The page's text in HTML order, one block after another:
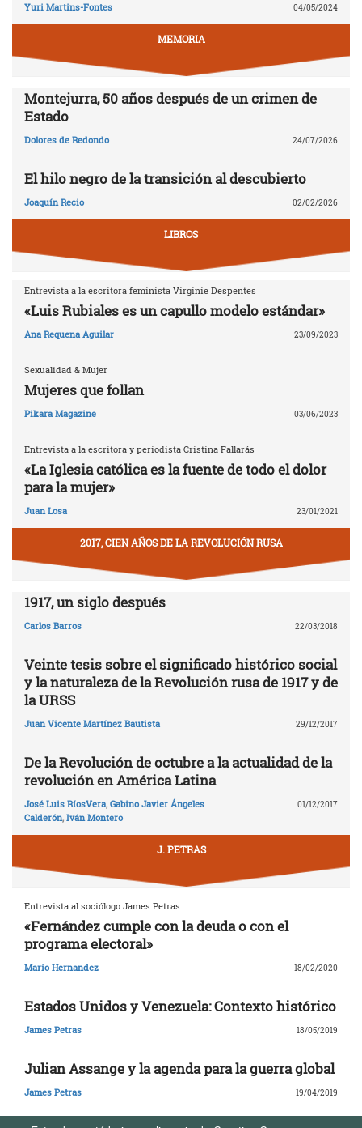
Yuri Martins-Fontes 04/05/2024
MEMORIA
Montejurra, 50 años después de un crimen de
Estado
Dolores de Redondo 24/07/2026
El hilo negro de la transición al descubierto
Joaquín Recio 02/02/2026
LIBROS
Entrevista a la escritora feminista Virginie Despentes
«Luis Rubiales es un capullo modelo estándar»
Ana Requena Aguilar 23/09/2023
Sexualidad & Mujer
Mujeres que follan
Pikara Magazine 03/06/2023
Entrevista a la escritora y periodista Cristina Fallarás
«La Iglesia católica es la fuente de todo el dolor
para la mujer»
Juan Losa 23/01/2021
2017, CIEN AÑOS DE LA REVOLUCIÓN RUSA
1917, un siglo después
Carlos Barros 22/03/2018
Veinte tesis sobre el significado histórico social
y la naturaleza de la Revolución rusa de 1917 y de
la URSS
Juan Vicente Martínez Bautista 29/12/2017
De la Revolución de octubre a la actualidad de la
revolución en América Latina
José Luis RíosVera, Gabino Javier Ángeles
Calderón, Iván Montero
01/12/2017
J. PETRAS
Entrevista al sociólogo James Petras
«Fernández cumple con la deuda o con el
programa electoral»
Mario Hernandez 18/02/2020
Estados Unidos y Venezuela: Contexto histórico
James Petras 18/05/2019
Julian Assange y la agenda para la guerra global
James Petras 19/04/2019